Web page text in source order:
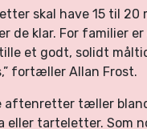
skal have 15 til 20
de klar. For familier
et godt, solidt
fortæller Allan Frost.
aftenretter tæller
eller tarteletter. Som